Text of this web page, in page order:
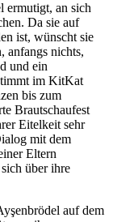
ermutigt, an sich
Da sie auf
ist, wünscht sie
anfangs nichts,
und ein
im KitKat
bis zum
Brautschaufest
Eitelkeit sehr
mit dem
Eltern
über ihre
auf dem